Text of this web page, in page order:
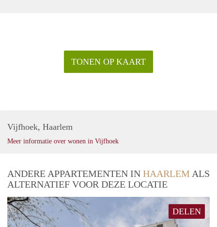
TONEN OP KAART
Vijfhoek, Haarlem
Meer informatie over wonen in Vijfhoek
ANDERE APPARTEMENTEN IN HAARLEM ALS
ALTERNATIEF VOOR DEZE LOCATIE
DELEN